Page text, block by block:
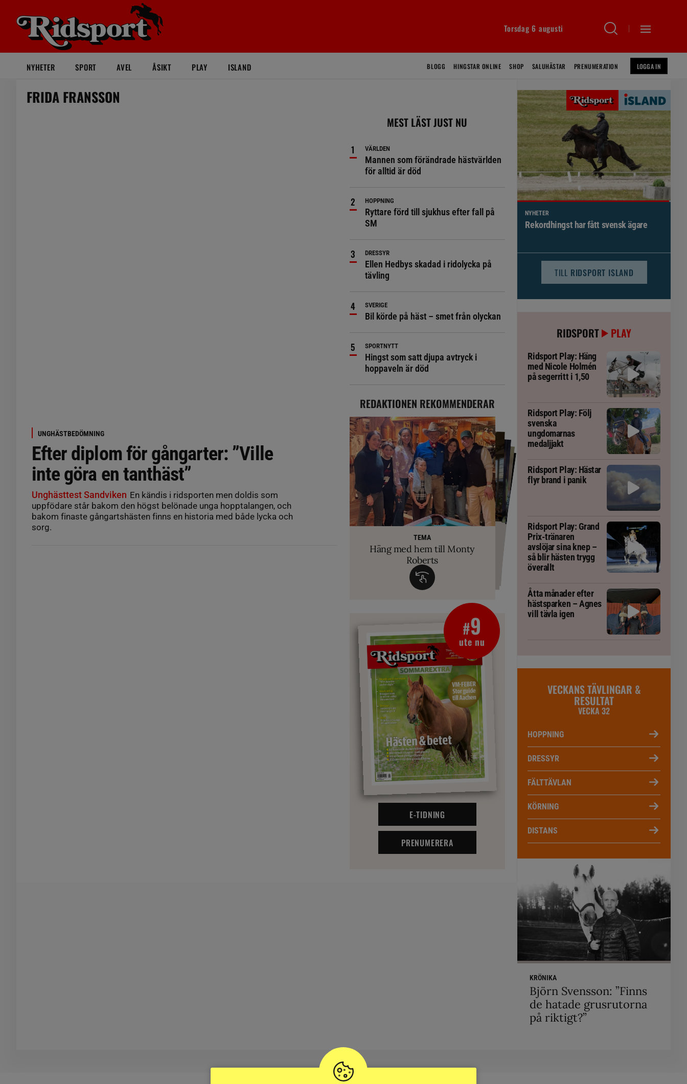
Torsdag 6 augusti
NYHETER SPORT AVEL ÅSIKT PLAY ISLAND BLOGG HINGSTAR ONLINE SHOP SALUHÄSTAR PRENUMERATION LOGGA IN
FRIDA FRANSSON
UNGHÄSTBEDÖMNING
Efter diplom för gångarter: ”Ville
inte göra en tanthäst”
Unghästtest Sandviken En kändis i ridsporten men doldis som
uppfödare står bakom den högst belönade unga hopptalangen, och
bakom finaste gångartshästen finns en historia med både lycka och
sorg.
MEST LÄST JUST NU
VÄRLDEN
Mannen som förändrade hästvärlden
för alltid är död
HOPPNING
Ryttare förd till sjukhus efter fall på
SM
DRESSYR
Ellen Hedbys skadad i ridolycka på
tävling
SVERIGE
Bil körde på häst – smet från olyckan
SPORTNYTT
Hingst som satt djupa avtryck i
hoppaveln är död
REDAKTIONEN REKOMMENDERAR
TEMA
Häng med hem till Monty
Roberts
VM-febern stiger – här är allt
inför Aachen
TEMA
Allt du behöver veta om fång
VETERINÄRT
Så märker du om din häst blivit
biten av huggorm
RIDSPORT PLAY
Ridsport Play: Grand Prix-tränaren
avslöjar sina knep – så blir hästen trygg överallt
#9
ute nu
E-TIDNING
PRENUMERERA
NYHETER
Brett politiskt stöd för förändringar i
TILL RIDSPORT ISLAND
RIDSPORT PLAY
Ridsport Play: Häng
med Nicole Holmén
på segerritt i 1,50
Ridsport Play: Följ
svenska
ungdomarnas
medaljjakt
Ridsport Play: Hästar
flyr brand i panik
Ridsport Play: Grand
Prix-tränaren
avslöjar sina knep –
så blir hästen trygg
överallt
Åtta månader efter
hästsparken – Agnes
vill tävla igen
VECKANS TÄVLINGAR &
RESULTAT
VECKA 32
HOPPNING
DRESSYR
FÄLTTÄVLAN
KÖRNING
DISTANS
KRÖNIKA
Björn Svensson: ”Finns
de hatade grusrutorna
på riktigt?”